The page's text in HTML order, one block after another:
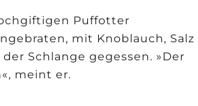
Puffotter
mit Knoblauch, Salz
Schlange gegessen. »Der
meint er.